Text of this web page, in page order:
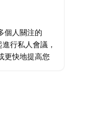
個人關注的
行私人會議，
更快地提高您